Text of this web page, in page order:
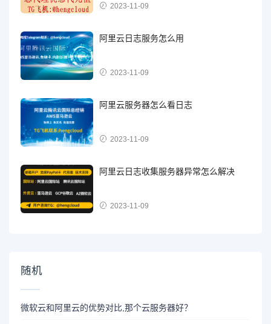
2023-11-09
阿里云日志服务怎么用
2023-11-09
阿里云服务器怎么看日志
2023-11-09
阿里云日志收集服务器异常怎么解决
2023-11-09
随机
微软云和阿里云的优势对比,那个云服务器好？